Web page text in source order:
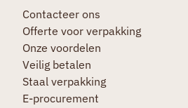
Contacteer ons
Offerte voor verpakking
Onze voordelen
Veilig betalen
Staal verpakking
E-procurement